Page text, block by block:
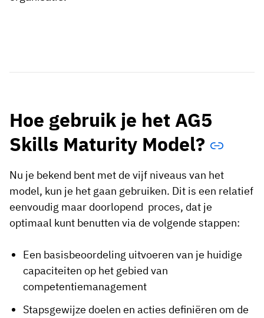
Hoe gebruik je het AG5
Skills Maturity Model?
Nu je bekend bent met de vijf niveaus van het
model, kun je het gaan gebruiken. Dit is een relatief
eenvoudig maar doorlopend proces, dat je
optimaal kunt benutten via de volgende stappen:
Een basisbeoordeling uitvoeren van je huidige
capaciteiten op het gebied van
competentiemanagement
Stapsgewijze doelen en acties definiëren om de